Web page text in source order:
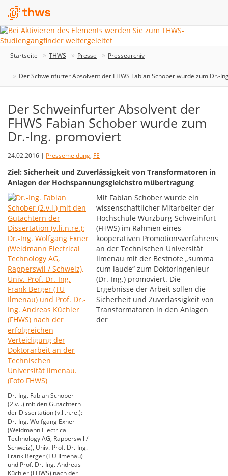
Startseite THWS Presse Pressearchiv
Der Schweinfurter Absolvent der FHWS Fabian Schober wurde zum Dr.-
Der Schweinfurter Absolvent der
FHWS Fabian Schober wurde zum
Dr.-Ing. promoviert
24.02.2016 | Pressemeldung, FE
Ziel: Sicherheit und Zuverlässigkeit von Transformatoren in
Anlagen der Hochspannungsgleichstromübertragung
Dr.-Ing. Fabian Schober
(2.v.l.) mit den Gutachtern
der Dissertation (v.li.n.re.):
Dr.-Ing. Wolfgang Exner
(Weidmann Electrical
Technology AG, Rapperswil /
Schweiz), Univ.-Prof. Dr.-Ing.
Frank Berger (TU Ilmenau)
und Prof. Dr.-Ing. Andreas
Küchler (FHWS) nach der
Mit Fabian Schober wurde ein
wissenschaftlicher Mitarbeiter der
Hochschule Würzburg-Schweinfurt
(FHWS) im Rahmen eines
kooperativen Promotionsverfahrens
an der Technischen Universität
Ilmenau mit der Bestnote „summa
cum laude“ zum Doktoringenieur
(Dr.-Ing.) promoviert. Die
Ergebnisse der Arbeit sollen die
Sicherheit und Zuverlässigkeit von
Transformatoren in den Anlagen
der